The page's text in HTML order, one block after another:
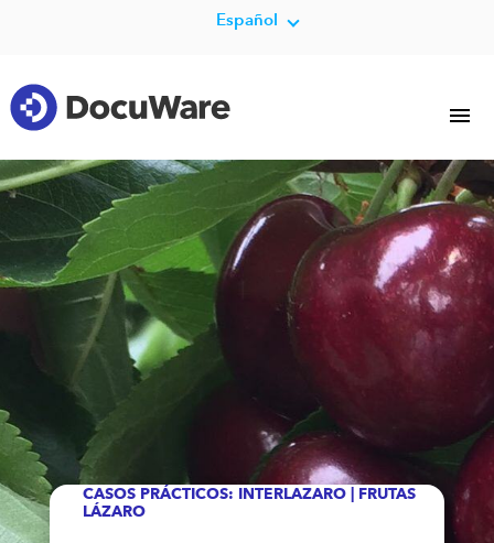
Español
CASOS PRÁCTICOS: INTERLAZARO | FRUTAS
LÁZARO